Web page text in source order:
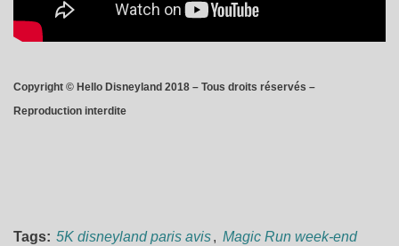
Copyright © Hello Disneyland 2018 – Tous droits réservés –
Reproduction interdite
Tags: 5K disneyland paris avis, Magic Run week-end